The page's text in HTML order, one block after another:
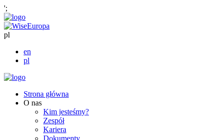
';
pl
en
pl
Strona główna
O nas
Kim jesteśmy?
Zespół
Kariera
Dokumenty